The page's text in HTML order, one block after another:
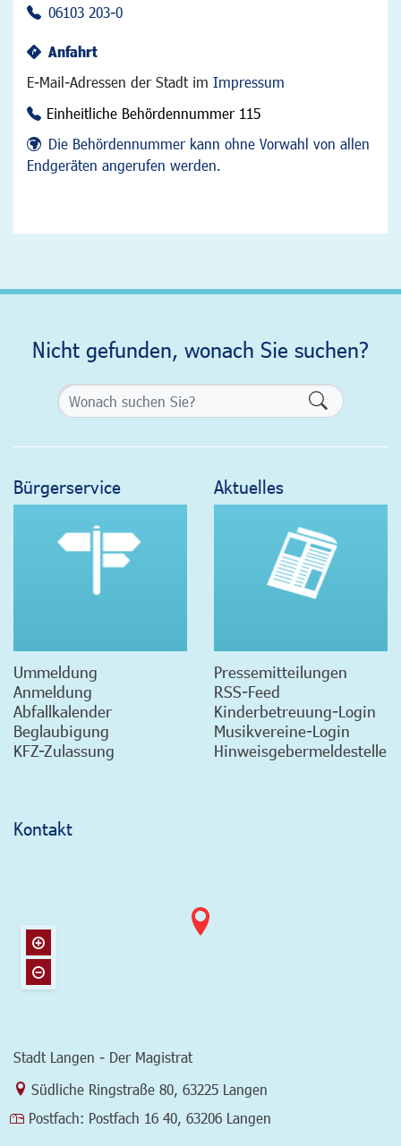
06103 203-0
Anfahrt
E-Mail-Adressen der Stadt im Impressum
Einheitliche Behördennummer 115
Die Behördennummer kann ohne Vorwahl von allen
Endgeräten angerufen werden.
Nicht gefunden, wonach Sie suchen?
Bürgerservice
Ummeldung
Anmeldung
Abfallkalender
Beglaubigung
KFZ-Zulassung
Aktuelles
Pressemitteilungen
RSS-Feed
Kinderbetreuung-Login
Musikvereine-Login
Hinweisgebermeldestelle
Kontakt
Stadt Langen - Der Magistrat
Link zur Google-Maps Navigation
Südliche Ringstraße 80 63225 Langen
Postfach: Postfach 16 40, 63206 Langen